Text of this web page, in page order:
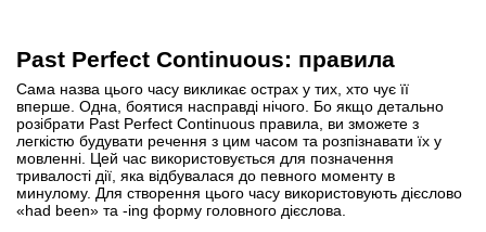
Past Perfect Continuous: правила
Сама назва цього часу викликає острах у тих, хто чує її
вперше. Одна, боятися насправді нічого. Бо якщо детально
розібрати Past Perfect Continuous правила, ви зможете з
легкістю будувати речення з цим часом та розпізнавати їх у
мовленні. Цей час використовується для позначення
тривалості дії, яка відбувалася до певного моменту в
минулому. Для створення цього часу використовують дієслово
«had been» та -ing форму головного дієслова.